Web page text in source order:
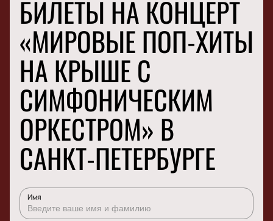
БИЛЕТЫ НА КОНЦЕРТ
«МИРОВЫЕ ПОП-ХИТЫ
НА КРЫШЕ С
СИМФОНИЧЕСКИМ
ОРКЕСТРОМ» В
САНКТ-ПЕТЕРБУРГЕ
Имя